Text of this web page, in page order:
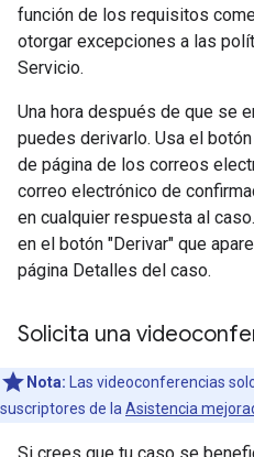
función de los requisitos
otorgar excepciones a las
Servicio.
Una hora después de que se
puedes derivarlo. Usa el
de página de los correos
correo electrónico de
en cualquier respuesta al
en el botón "Derivar" que
página Detalles del caso.
Solicita una
Nota: Las videoconferencias
suscriptores de la Asistencia